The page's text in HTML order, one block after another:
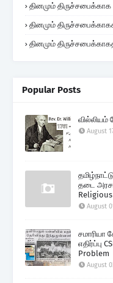
தினமும் திருச்சபைக்காக
தினமும்
தினமும்
Popular Posts
வில்லியம்
August
தடை
August
சமாரியா
எதிர்ப்பு
Problem
August